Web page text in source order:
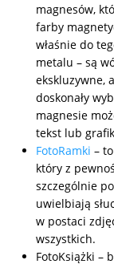
Dodatki i
opakowania
na Dzień
Chłopaka
na Dzień Kobiet
na walentynki
na mikołajki
na prezent
świąteczny
dla przyjaciółki
dla przyjaciela
magnesów,
farby
właśnie do
metalu – są
ekskluzywne,
doskonały
magnesie
tekst lub
FotoRamki –
który z
szczególnie
uwielbiają
w postaci
wszystkich.
FotoKsiążki –